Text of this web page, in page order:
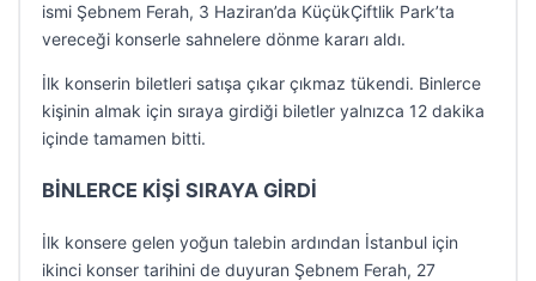
ismi Şebnem Ferah, 3 Haziran’da KüçükÇiftlik Park’ta
vereceği konserle sahnelere dönme kararı aldı.
İlk konserin biletleri satışa çıkar çıkmaz tükendi. Binlerce
kişinin almak için sıraya girdiği biletler yalnızca 12 dakika
içinde tamamen bitti.
BİNLERCE KİŞİ SIRAYA GİRDİ
İlk konsere gelen yoğun talebin ardından İstanbul için
ikinci konser tarihini de duyuran Şebnem Ferah, 27